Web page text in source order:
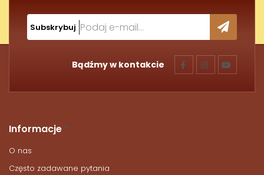
Subskrybuj
Bądźmy w kontakcie
Informacje
O nas
Często zadawane pytania